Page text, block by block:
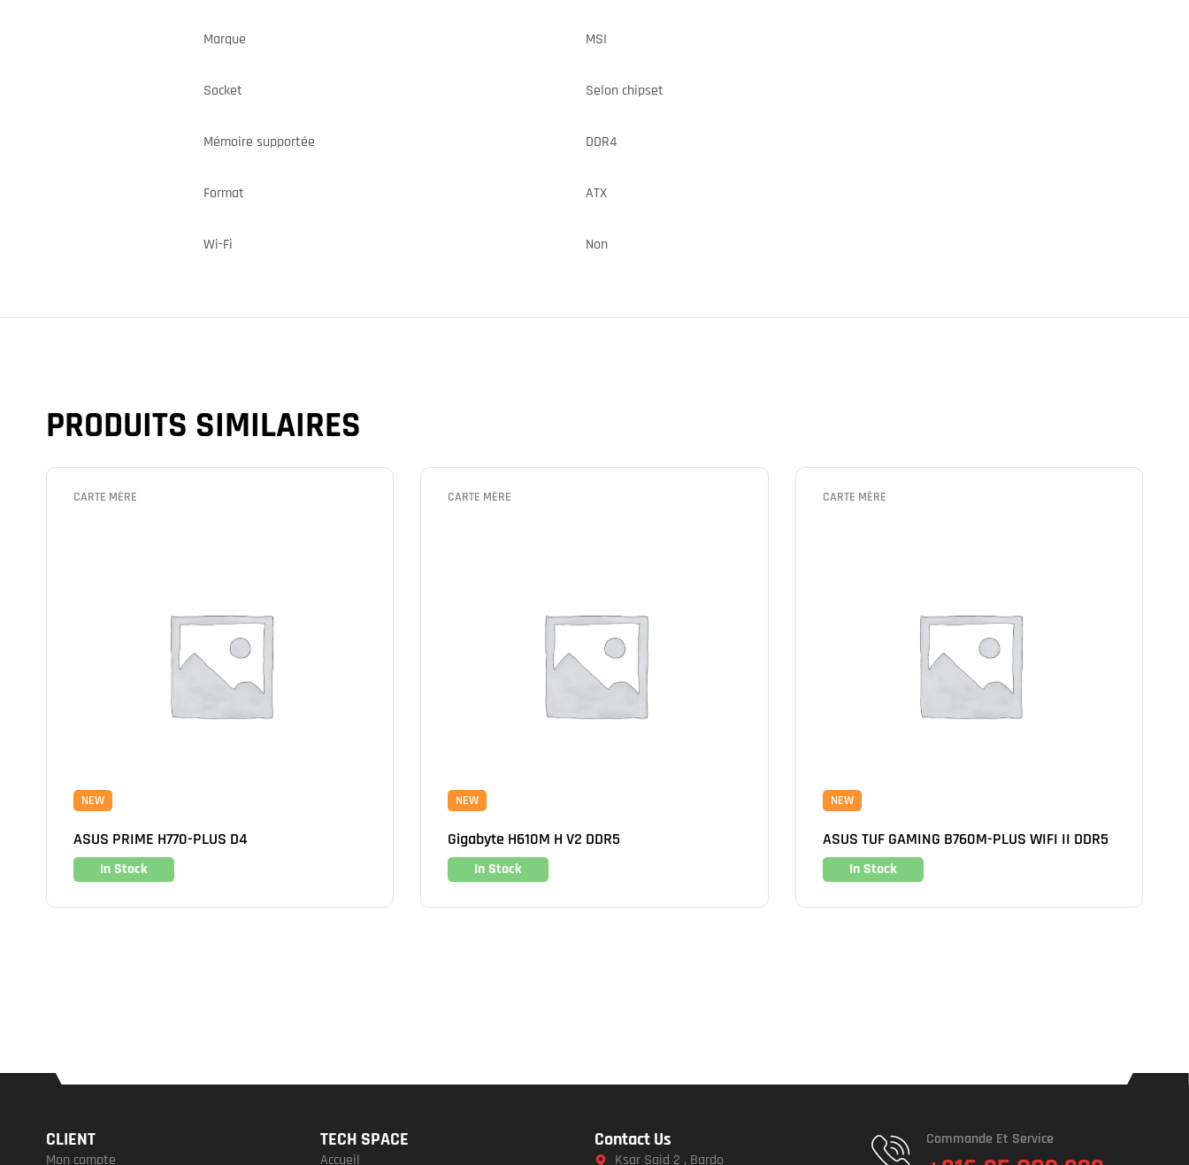
Marque MSI
Socket Selon chipset
Mémoire supportée DDR4
Format ATX
Wi-Fi Non
PRODUITS SIMILAIRES
CARTE MÈRE
NEW
ASUS PRIME H770-PLUS D4
In Stock
CARTE MÈRE
NEW
Gigabyte H610M H V2 DDR5
In Stock
CARTE MÈRE
NEW
ASUS TUF GAMING B760M-PLUS WIFI II DDR5
In Stock
CLIENT
Mon compte
TECH SPACE
Accueil
Contact Us
Ksar Said 2 , Bardo
Commande Et Service